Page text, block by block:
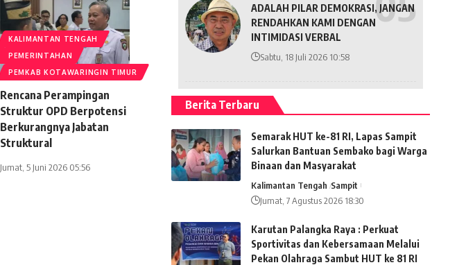
KALIMANTAN TENGAH
PEMERINTAHAN
PEMKAB KOTAWARINGIN TIMUR
Rencana Perampingan
Struktur OPD Berpotensi
Berkurangnya Jabatan
Struktural
Jumat, 5 Juni 2026 05:56
ADALAH PILAR DEMOKRASI, JANGAN
RENDAHKAN KAMI DENGAN
INTIMIDASI VERBAL
Sabtu, 18 Juli 2026 10:58
Berita Terbaru
Semarak HUT ke-81 RI, Lapas Sampit
Salurkan Bantuan Sembako bagi Warga
Binaan dan Masyarakat
Kalimantan Tengah Sampit
Jumat, 7 Agustus 2026 18:30
Karutan Palangka Raya : Perkuat
Sportivitas dan Kebersamaan Melalui
Pekan Olahraga Sambut HUT ke 81 RI